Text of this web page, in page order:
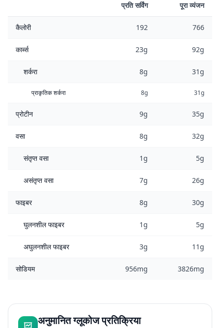
प्रति सर्विंग पूरा व्यंजन
कैलोरी 192 766
कार्ब्स 23g 92g
शर्करा 8g 31g
प्राकृतिक शर्करा 8g 31g
प्रोटीन 9g 35g
वसा 8g 32g
संतृप्त वसा 1g 5g
असंतृप्त वसा 7g 26g
फाइबर 8g 30g
घुलनशील फाइबर 1g 5g
अघुलनशील फाइबर 3g 11g
सोडियम 956mg 3826mg
अनुमानित ग्लूकोज प्रतिक्रिया